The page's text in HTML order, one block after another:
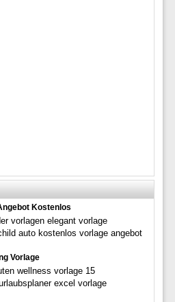
Kostenlos
vorlagen elegant vorlage
auto kostenlos vorlage angebot
Vorlage
wellness vorlage 15
excel vorlage